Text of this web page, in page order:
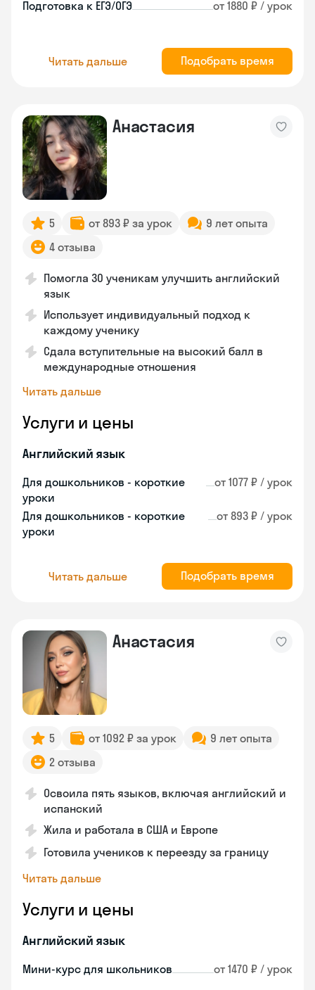
Подготовка к ЕГЭ/ОГЭ от 1880 ₽ / урок
Читать дальше Подобрать время
Анастасия
5 от 893 ₽ за урок
9 лет опыта
4 отзыва
Помогла 30 ученикам улучшить английский
язык
Использует индивидуальный подход к
каждому ученику
Сдала вступительные на высокий балл в
международные отношения
Читать дальше
Услуги и цены
Английский язык
Для дошкольников - короткие
уроки
от 1077 ₽ / урок
Для дошкольников - короткие
уроки
от 893 ₽ / урок
Читать дальше Подобрать время
Анастасия
5 от 1092 ₽ за урок
9 лет опыта
2 отзыва
Освоила пять языков, включая английский и
испанский
Жила и работала в США и Европе
Готовила учеников к переезду за границу
Читать дальше
Услуги и цены
Английский язык
Мини-курс для школьников от 1470 ₽ / урок